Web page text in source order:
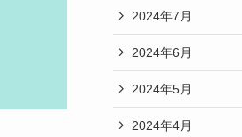
2024年7月
2024年6月
2024年5月
2024年4月